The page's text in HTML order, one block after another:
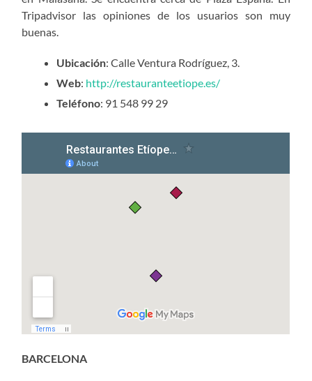
Tripadvisor las opiniones de los usuarios son muy
buenas.
Ubicación: Calle Ventura Rodríguez, 3.
Web: http://restauranteetiope.es/
Teléfono: 91 548 99 29
BARCELONA